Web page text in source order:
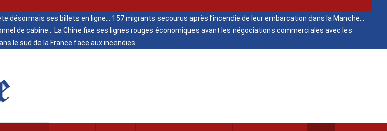
désormais ses billets en ligne
157 migrants secourus après l’incendie de leur embarcation dans la Manche
de cabine
La Chine fixe ses lignes rouges économiques avant les négociations commerciales avec les
le sud de la France face aux incendies